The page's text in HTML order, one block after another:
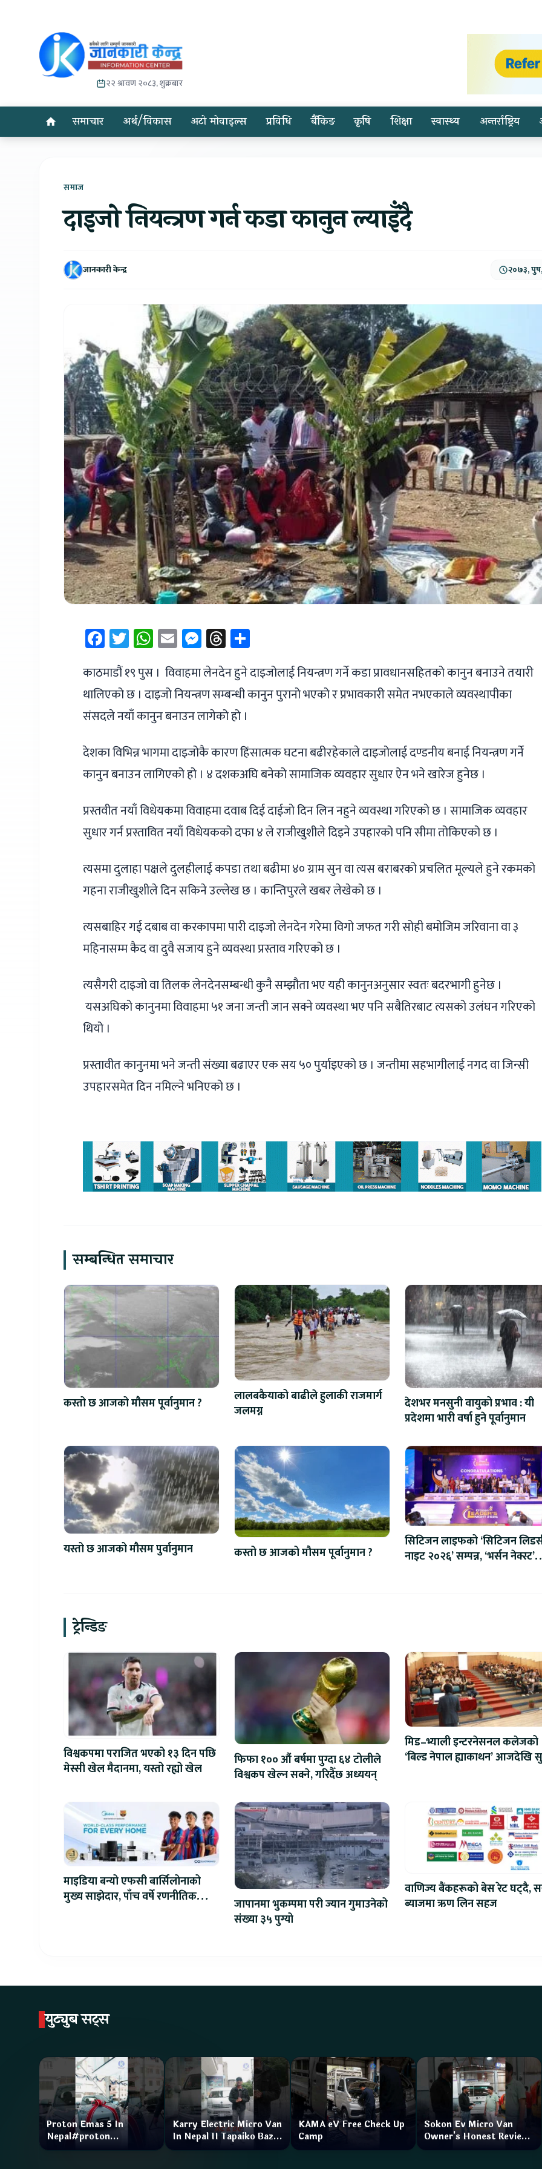
२२ श्रावण २०८३, शुक्रबार
समाचार अर्थ/विकास अटो मोवाइल्स प्रविधि बैंकिङ कृषि शिक्षा स्वास्थ्य अन्तर्राष्ट्रिय
समाज
दाइजो नियन्त्रण गर्न कडा कानुन ल्याइँदै
जानकारी केन्द्र २०७३,
Facebook
Twitter
WhatsApp
EmailMessenger
Threads
काठमाडौं १९ पुस । विवाहमा लेनदेन हुने दाइजोलाई नियन्त्रण गर्ने कडा प्रावधानसहितको कानुन बनाउने तयारी
थालिएको छ । दाइजो नियन्त्रण सम्बन्धी कानुन पुरानो भएको र प्रभावकारी समेत नभएकाले व्यवस्थापीका
संसदले नयाँ कानुन बनाउन लागेको हो ।
देशका विभिन्न भागमा दाइजोकै कारण हिंसात्मक घटना बढीरहेकाले दाइजोलाई दण्डनीय बनाई नियन्त्रण गर्ने
कानुन बनाउन लागिएको हो । ४ दशकअघि बनेको सामाजिक व्यवहार सुधार ऐन भने खारेज हुनेछ ।
प्रस्तवीत नयाँ विधेयकमा विवाहमा दवाब दिई दाईजो दिन लिन नहुने व्यवस्था गरिएको छ । सामाजिक व्यवहार
सुधार गर्न प्रस्तावित नयाँ विधेयकको दफा ४ ले राजीखुशीले दिइने उपहारको पनि सीमा तोकिएको छ ।
त्यसमा दुलाहा पक्षले दुलहीलाई कपडा तथा बढीमा ४० ग्राम सुन वा त्यस बराबरको प्रचलित मूल्यले हुने रकमको
गहना राजीखुशीले दिन सकिने उल्लेख छ । कान्तिपुरले खबर लेखेको छ ।
त्यसबाहिर गई दबाब वा करकापमा पारी दाइजो लेनदेन गरेमा विगो जफत गरी सोही बमोजिम जरिवाना वा ३
महिनासम्म कैद वा दुवै सजाय हुने व्यवस्था प्रस्ताव गरिएको छ ।
त्यसैगरी दाइजो वा तिलक लेनदेनसम्बन्धी कुनै सम्झौता भए यही कानुनअनुसार स्वतः बदरभागी हुनेछ ।
यसअघिको कानुनमा विवाहमा ५१ जना जन्ती जान सक्ने व्यवस्था भए पनि सबैतिरबाट त्यसको उलंघन गरिएको
थियो ।
प्रस्तावीत कानुनमा भने जन्ती संख्या बढाएर एक सय ५० पुर्याइएको छ । जन्तीमा सहभागीलाई नगद वा जिन्सी
उपहारसमेत दिन नमिल्ने भनिएको छ ।
सम्बन्धित समाचार
कस्तो छ आजको मौसम पूर्वानुमान ?
लालबकैयाको बाढीले हुलाकी राजमार्ग
जलमग्न
देशभर मनसुनी वायुको प्रभाव : यी
प्रदेशमा भारी वर्षा हुने पूर्वानुमान
यस्तो छ आजको मौसम पुर्वानुमान कस्तो छ आजको मौसम पूर्वानुमान ?
सिटिजन लाइफको ‘सिटिजन
नाइट २०२६’ सम्पन्न, ‘भर्सन नेक्स्ट’
ट्रेन्डिङ
विश्वकपमा पराजित भएको १३ दिन पछि
मेस्सी खेल मैदानमा, यस्तो रह्यो खेल
फिफा १०० औं बर्षमा पुग्दा ६४ टोलीले
विश्वकप खेल्न सक्ने, गरिदैँछ अध्ययन्
मिड–भ्याली इन्टरनेसनल कलेजको
‘बिल्ड नेपाल ह्याकाथन’ आजदेखि
माइडिया बन्यो एफसी बार्सिलोनाको
मुख्य साझेदार, पाँच वर्षे रणनीतिक
जापानमा भुकम्पमा परी ज्यान गुमाउनेको
संख्या ३५ पुग्यो
वाणिज्य बैंकहरूको बेस रेट घट्दै,
ब्याजमा ऋण लिन सहज
युट्युब सट्स
Proton Emas 5 In
Nepal#proton
#protonemas5#protonnepal#evcarnepal
Karry Electric Micro Van
In Nepal II Tapaiko Bazar
II Jankari Kendra
KAMA eV Free Check Up
Camp
Sokon Ev Micro Van
Owner's Honest Review
How is the service?